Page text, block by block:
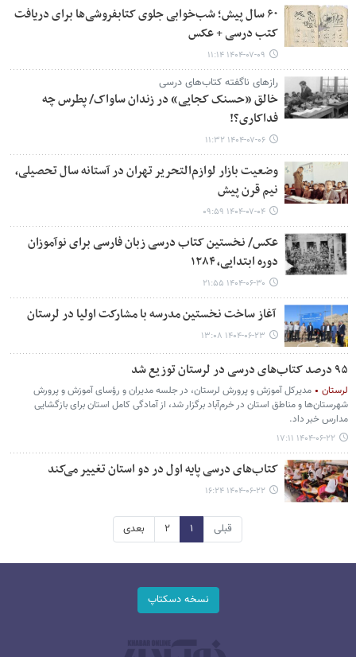
۶۰ سال پیش؛ شب‌خوابی جلوی کتابفروشی‌ها برای دریافت
کتب درسی + عکس
۱۴۰۴-۰۷-۰۹ ۱۱:۱۴
رازهای ناگفته کتاب‌های درسی
خالق «حسنک کجایی» در زندان ساواک/ پطرس چه
فداکاری؟!
۱۴۰۴-۰۷-۰۶ ۱۱:۳۲
وضعیت بازار لوازم‌التحریر تهران در آستانه سال تحصیلی،
نیم قرن پیش
۱۴۰۴-۰۷-۰۴ ۰۹:۵۹
عکس/ نخستین کتاب درسی زبان فارسی برای نوآموزان
دوره ابتدایی، ۱۲۸۴
۱۴۰۴-۰۶-۳۰ ۲۱:۵۵
آغاز ساخت نخستین مدرسه با مشارکت اولیا در لرستان
۱۴۰۴-۰۶-۲۳ ۱۳:۰۸
۹۵ درصد کتاب‌های درسی در لرستان توزیع شد
لرستان
مدیرکل آموزش و پرورش لرستان، در جلسه مدیران و رؤسای آموزش و پرورش
شهرستان‌ها و مناطق استان در خرم‌آباد برگزار شد، از آمادگی کامل استان برای بازگشایی
مدارس خبر داد.
۱۴۰۴-۰۶-۲۲ ۱۷:۱۱
کتاب‌های درسی پایه اول در دو استان تغییر می‌کند
۱۴۰۴-۰۶-۲۲ ۱۶:۲۴
قبلی ۱ ۲ بعدی
نسخه دسکتاپ